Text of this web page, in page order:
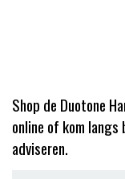
Shop de Duotone
online of kom langs
adviseren.